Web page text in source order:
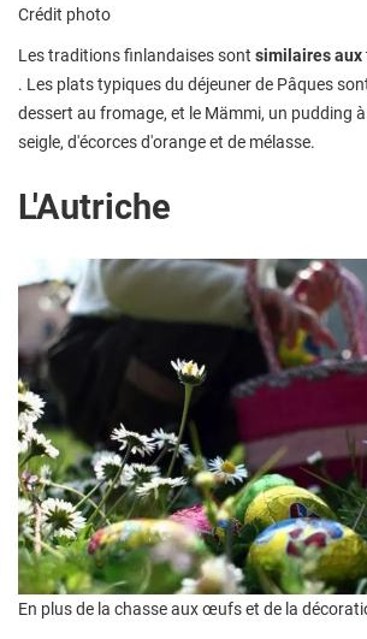
Crédit photo
Les traditions finlandaises sont similaires aux
. Les plats typiques du déjeuner de Pâques
dessert au fromage, et le Mämmi, un pudding
seigle, d'écorces d'orange et de mélasse.
L'Autriche
En plus de la chasse aux œufs et de la